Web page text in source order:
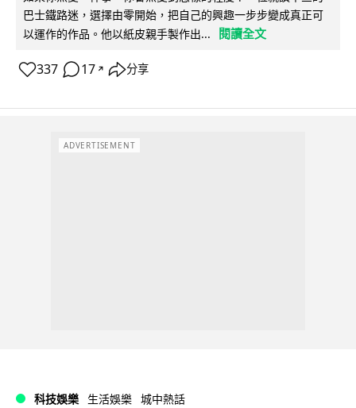
巴士鐵路迷，選擇由零開始，把自己的興趣一步步變成真正可
以運作的作品。他以紙皮親手製作出...
閱讀全文
337 17 ↗ 分享
ADVERTISEMENT
科技娛樂 生活娛樂 城中熱話